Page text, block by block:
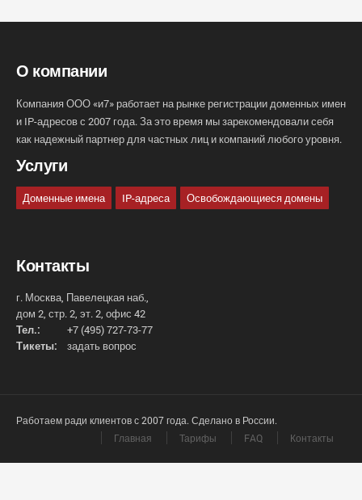
О компании
Компания ООО «и7» работает на рынке регистрации доменных имен
и IP-адресов с 2007 года. За это время мы зарекомендовали себя
как надежный партнер для частных лиц и компаний любого уровня.
Услуги
Доменные имена IP-адреса Освобождающиеся домены
Контакты
г. Москва, Павелецкая наб.,
дом 2, стр. 2, эт. 2, офис 42
Тел.:
+7 (495) 727-73-77
Тикеты:
задать вопрос
Работаем ради клиентов с 2007 года. Сделано в России.
Главная
Тарифы FAQ Контакты